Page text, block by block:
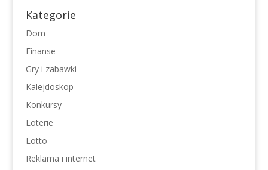
Kategorie
Dom
Finanse
Gry i zabawki
Kalejdoskop
Konkursy
Loterie
Lotto
Reklama i internet